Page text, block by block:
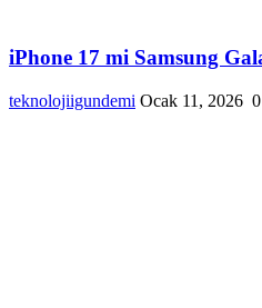
iPhone 17 mi Samsung
teknolojiigundemi Ocak 11, 2026 0